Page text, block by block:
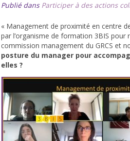
Publié dans Participer à des actions
« Management de proximité en centre
par l’organisme de formation 3BIS
commission management du GRCS et
posture du manager pour
elles ?